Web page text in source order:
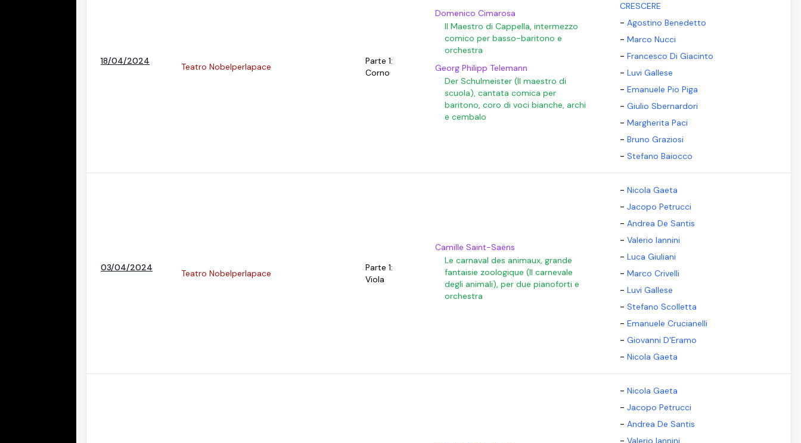
18/04/2024
Teatro Nobelperlapace
Parte 1:
Corno
Domenico Cimarosa
Il Maestro di Cappella, intermezzo
comico per basso-baritono e
orchestra
Georg Philipp Telemann
Der Schulmeister (Il maestro di
scuola), cantata comica per
baritono, coro di voci bianche, archi
e cembalo
CRESCERE
- Agostino Benedetto
- Marco Nucci
- Francesco Di Giacinto
- Luvi Gallese
- Emanuele Pio Piga
- Giulio Sbernardori
- Margherita Paci
- Bruno Graziosi
- Stefano Baiocco
03/04/2024
Teatro Nobelperlapace
Parte 1:
Viola
Camille Saint-Saëns
Le carnaval des animaux, grande
fantaisie zoologique (Il carnevale
degli animali), per due pianoforti e
orchestra
- Nicola Gaeta
- Jacopo Petrucci
- Andrea De Santis
- Valerio Iannini
- Luca Giuliani
- Marco Crivelli
- Luvi Gallese
- Stefano Scolletta
- Emanuele Crucianelli
- Giovanni D'Eramo
- Nicola Gaeta
- Nicola Gaeta
- Jacopo Petrucci
- Andrea De Santis
- Valerio Iannini